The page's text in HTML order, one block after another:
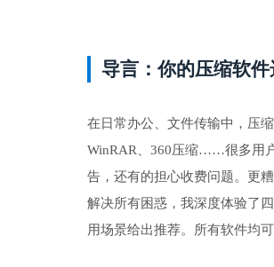
导言：你的压缩软件
在日常办公、文件传输中，压
WinRAR、360压缩……很多用
告，还有的担心收费问题。更
解决所有困惑，我深度体验了
用场景给出推荐。所有软件均